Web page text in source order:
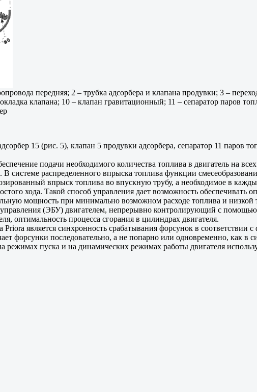
передняя; 2 – трубка адсорбера и клапана продувки; 3 –
клапана; 10 – клапан гравитационный; 11 – сепаратор паров
15 (рис. 5), клапан 5 продувки адсорбера, сепаратор 11 паров
подачи необходимого количества топлива в двигатель на
системе распределенного впрыска топлива функции
впрыск топлива во впускную трубу, а необходимое в
хода. Такой способ управления дает возможность
мощность при минимально возможном расходе топлива и низкой
(ЭБУ) двигателем, непрерывно контролирующий с помощью
оптимальность процесса сгорания в цилиндрах двигателя.
является синхронность срабатывания форсунок в соответствии с
форсунки последовательно, а не попарно или одновременно, как в
режимах пуска и на динамических режимах работы двигателя